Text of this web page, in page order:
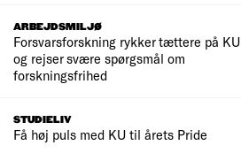
ARBEJDSMILJØ
Forsvarsforskning rykker tættere på KU
og rejser svære spørgsmål om
forskningsfrihed
STUDIELIV
Få høj puls med KU til årets Pride